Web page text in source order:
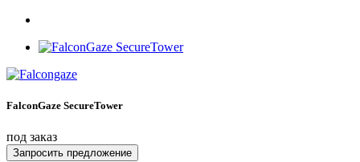
FalconGaze SecureTower
под заказ
Запросить предложение